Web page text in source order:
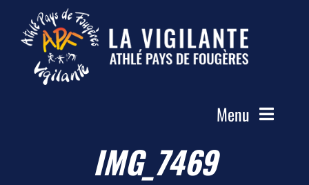
Passer
contenu
Menu
IMG_7469